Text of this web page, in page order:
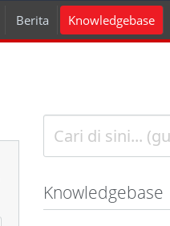
Berita Knowledgebase
Knowledgebase